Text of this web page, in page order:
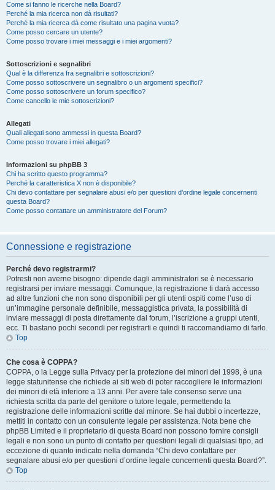
Come si fanno le ricerche nella Board?
Perché la mia ricerca non dà risultati?
Perché la mia ricerca dà come risultato una pagina vuota?
Come posso cercare un utente?
Come posso trovare i miei messaggi e i miei argomenti?
Sottoscrizioni e segnalibri
Qual è la differenza fra segnalibri e sottoscrizioni?
Come posso sottoscrivere un segnalibro o un argomenti specifici?
Come posso sottoscrivere un forum specifico?
Come cancello le mie sottoscrizioni?
Allegati
Quali allegati sono ammessi in questa Board?
Come posso trovare i miei allegati?
Informazioni su phpBB 3
Chi ha scritto questo programma?
Perché la caratteristica X non è disponibile?
Chi devo contattare per segnalare abusi e/o per questioni d’ordine legale concernenti
questa Board?
Come posso contattare un amministratore del Forum?
Connessione e registrazione
Perché devo registrarmi?
Potresti non averne bisogno: dipende dagli amministratori se è necessario
registrarsi per inviare messaggi. Comunque, la registrazione ti darà accesso
ad altre funzioni che non sono disponibili per gli utenti ospiti come l’uso di
un’immagine personale definibile, messaggistica privata, la possibilità di
inviare messaggi di posta direttamente dal forum, l’iscrizione a gruppi utenti,
ecc. Ti bastano pochi secondi per registrarti e quindi ti raccomandiamo di farlo.
Top
Che cosa è COPPA?
COPPA, o la Legge sulla Privacy per la protezione dei minori del 1998, è una
legge statunitense che richiede ai siti web di poter raccogliere le informazioni
dei minori di età inferiore a 13 anni. Per avere tale consenso serve una
richiesta scritta da parte del genitore o tutore legale, permettendo la
registrazione delle informazioni scritte dal minore. Se hai dubbi o incertezze,
mettiti in contatto con un consulente legale per assistenza. Nota bene che
phpBB Limited e il proprietario di questa Board non possono fornire consigli
legali e non sono un punto di contatto per questioni legali di qualsiasi tipo, ad
eccezione di quanto indicato nella domanda “Chi devo contattare per
segnalare abusi e/o per questioni d’ordine legale concernenti questa Board?”.
Top